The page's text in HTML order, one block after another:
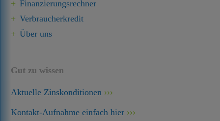
Finanzierungsrechner
Verbraucherkredit
Über uns
Gut zu wissen
Aktuelle Zinskonditionen
Kontakt-Aufnahme einfach hier